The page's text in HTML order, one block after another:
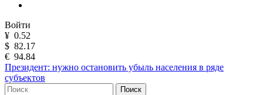
Войти
¥ 0.52
$ 82.17
€ 94.84
Президент: нужно остановить убыль населения в ряде
субъектов
Поиск